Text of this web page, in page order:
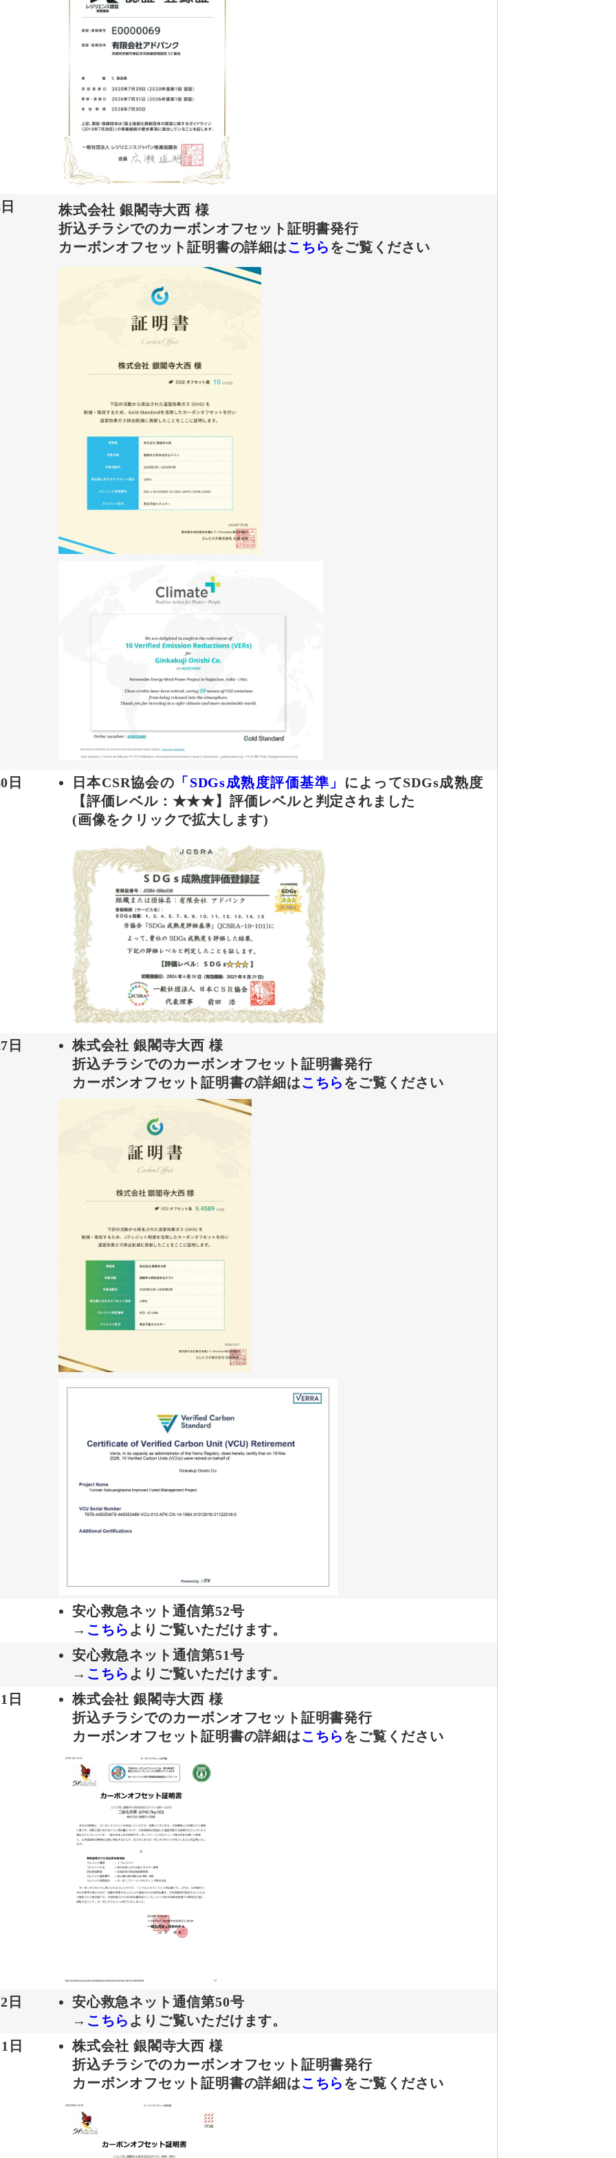
株式会社 銀閣寺大西 様
折込チラシでのカーボンオフセット証明書発行
カーボンオフセット証明書の詳細はこちら をご覧ください
日 日本CSR協会の 「SDGs成熟度評価基準」
によってSDGs成熟度
【評価レベル：★★★】評価レベルと判定されました
(画像をクリックで拡大します)
日
株式会社 銀閣寺大西 様
折込チラシでのカーボンオフセット証明書発行
カーボンオフセット証明書の詳細はこちら をご覧ください
安心救急ネット通信第52号
→ こちら よりご覧いただけます。
安心救急ネット通信第51号
→ こちら よりご覧いただけます。
日
株式会社 銀閣寺大西 様
折込チラシでのカーボンオフセット証明書発行
カーボンオフセット証明書の詳細はこちら をご覧ください
日
安心救急ネット通信第50号
→ こちら よりご覧いただけます。
日
株式会社 銀閣寺大西 様
折込チラシでのカーボンオフセット証明書発行
カーボンオフセット証明書の詳細はこちら をご覧ください